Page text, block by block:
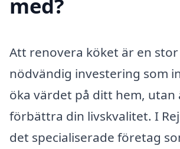
Att renovera köket är en
nödvändig investering som
öka värdet på ditt hem, utan
förbättra din livskvalitet. I
det specialiserade företag